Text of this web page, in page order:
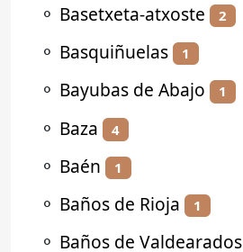
⚬ Basetxeta-atxoste 2
⚬ Basquiñuelas 1
⚬ Bayubas de Abajo 1
⚬ Baza 4
⚬ Baén 1
⚬ Baños de Rioja 1
⚬ Baños de Valdearados